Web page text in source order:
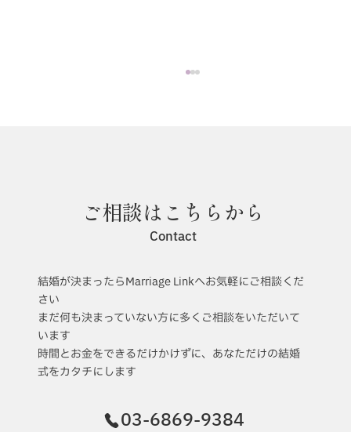
「結婚式のススメ」私たちの理念
ご相談はこちらから
Contact
結婚が決まったらMarriage Linkへお気軽にご相談くだ
さい
まだ何も決まっていない方に多くご相談をいただいて
います
時間とお金をできるだけかけずに、あなただけの結婚
式をカタチにします
03-6869-9384